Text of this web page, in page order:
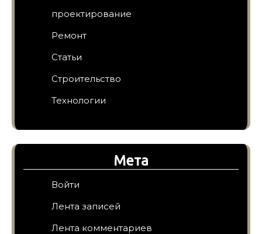
проектирование
Ремонт
Статьи
Строительство
Технологии
Мета
Войти
Лента записей
Лента комментариев